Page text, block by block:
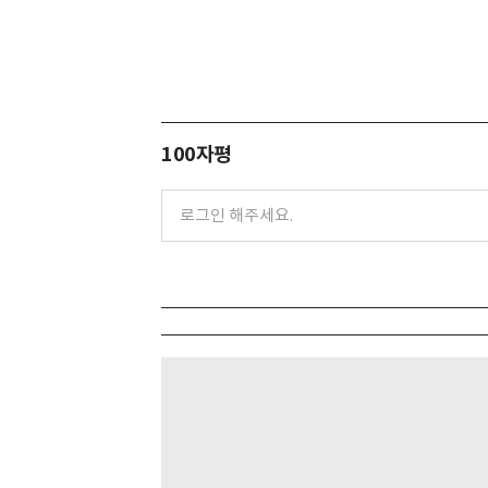
100자평